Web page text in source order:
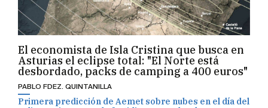
El economista de Isla Cristina que busca en
Asturias el eclipse total: "El Norte está
desbordado, packs de camping a 400 euros"
PABLO FDEZ. QUINTANILLA
Primera predicción de Aemet sobre nubes en el día del